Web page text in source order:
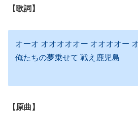
【歌詞】
オーオ オオオオオー オオオオー
俺たちの夢乗せて 戦え鹿児島
【原曲】